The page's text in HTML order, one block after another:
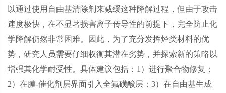
以通过使用自由基清除剂来减缓这种降解过程，但由于攻击
速度极快，在不显著损害离子传导性的前提下，完全防止化
学降解仍然非常困难。因此，为了充分发挥烃类材料的优
势，研究人员需要仔细权衡其潜在劣势，并探索新的策略以
增强其化学耐受性。具体建议包括： 1 ）进行聚合物修复；
2）在膜-催化剂层界面引入全氟磺酸层； 3）在自由基生成